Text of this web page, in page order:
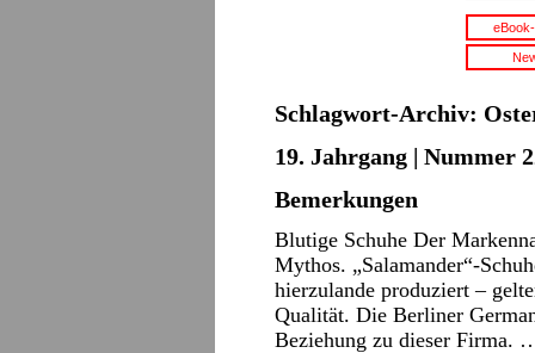
Schlagwort-Archiv:
19. Jahrgang | Nummer
Bemerkungen
Blutige Schuhe Der
Mythos. „Salamander“-
hierzulande produziert –
Qualität. Die Berliner
Beziehung zu dieser Firma.